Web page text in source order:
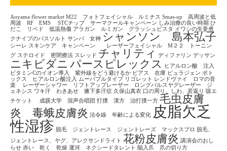
Aoyama flower market M22 フォトフェイシャル ルミナス Smas-up 高周波と低
周波 RF EMS
STCチップ サーマクールキャンペーン しみ治療の良い時期 ひ
だこ リベド 低温熱傷 アラガン ルミガン グラッシュビスタ イワシの生姜煮
クナイプのバスソルト サンバ 女神 シャンソン 島本弘子
シーレ スキンケア キャンペーン レーザーフェイシャル M２２ トーニン
グ ステロイド 密閉療法 スレッド チャリティ ディファリン デッサン
ニキビダニ パースピレックス
ヒアルロン酸 注入
ビタミンCのイオン導入 紫外線をどう避けるか ピアス 在庫 ピュラジェン ボト
ックス ヒアルロン酸注入
ムーバブルタイプ リゴレット レンドヴァイ ロマの音
楽
レーザーシャワー リフトアップレーザー ロングパルスヤグレーザー ジ
ェネシス ワキ汗 わきあせ 腋下多汗症 久保山真衣 口の周り、しわ、若返り 咳エ
チケット
成蹊大学 混声合唱団 打撲 漢方 治打撲一方 毛虫皮膚
炎 毒蛾皮膚炎 法令線 年齢による変化
皮脂欠乏
性湿疹 脱毛 ジェントレース ジェントレーズ マックスプロ
脱毛、
ジェントレース、ヤグ、アレクサンドライト 花粉皮膚炎 講演会のおし
らせ 赤い 乾く 乾燥 運河 ネクシードタレント 陥入爪 爪の切り方